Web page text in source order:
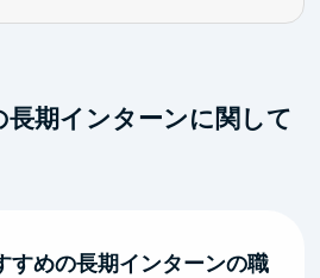
期インターンに関して
すめの長期インターンの職